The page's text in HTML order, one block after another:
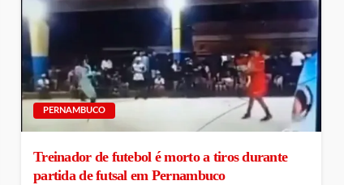
PERNAMBUCO
Treinador de futebol é morto a tiros durante
partida de futsal em Pernambuco